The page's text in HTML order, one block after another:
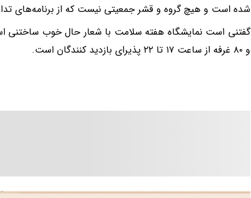
شده است و هیچ گروه و قشر جمعیتی نیست که از برنامه‌های
و ۸۰ غرفه از ساعت ۱۷ تا ۲۲ پذیرای بازدید کنندگان است.